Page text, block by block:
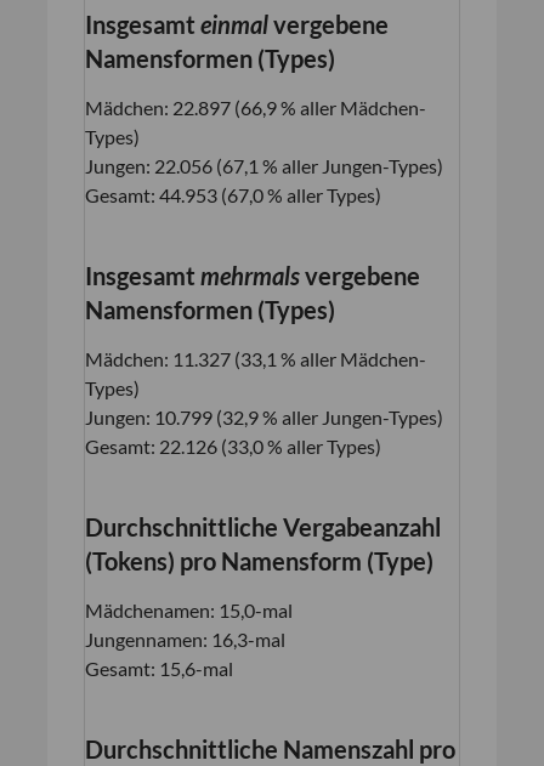
Insgesamt einmalvergebene
Namensformen (Types)
Mädchen: 22.897 (66,9 % aller Mädchen-
Types)
Jungen: 22.056 (67,1 % aller Jungen-Types)
Gesamt: 44.953 (67,0 % aller Types)
Insgesamt mehrmalsvergebene
Namensformen (Types)
Mädchen: 11.327 (33,1 % aller Mädchen-
Types)
Jungen: 10.799 (32,9 % aller Jungen-Types)
Gesamt: 22.126 (33,0 % aller Types)
Durchschnittliche Vergabeanzahl
(Tokens) pro Namensform (Type)
Mädchenamen: 15,0-mal
Jungennamen: 16,3-mal
Gesamt: 15,6-mal
Durchschnittliche Namenszahl pro